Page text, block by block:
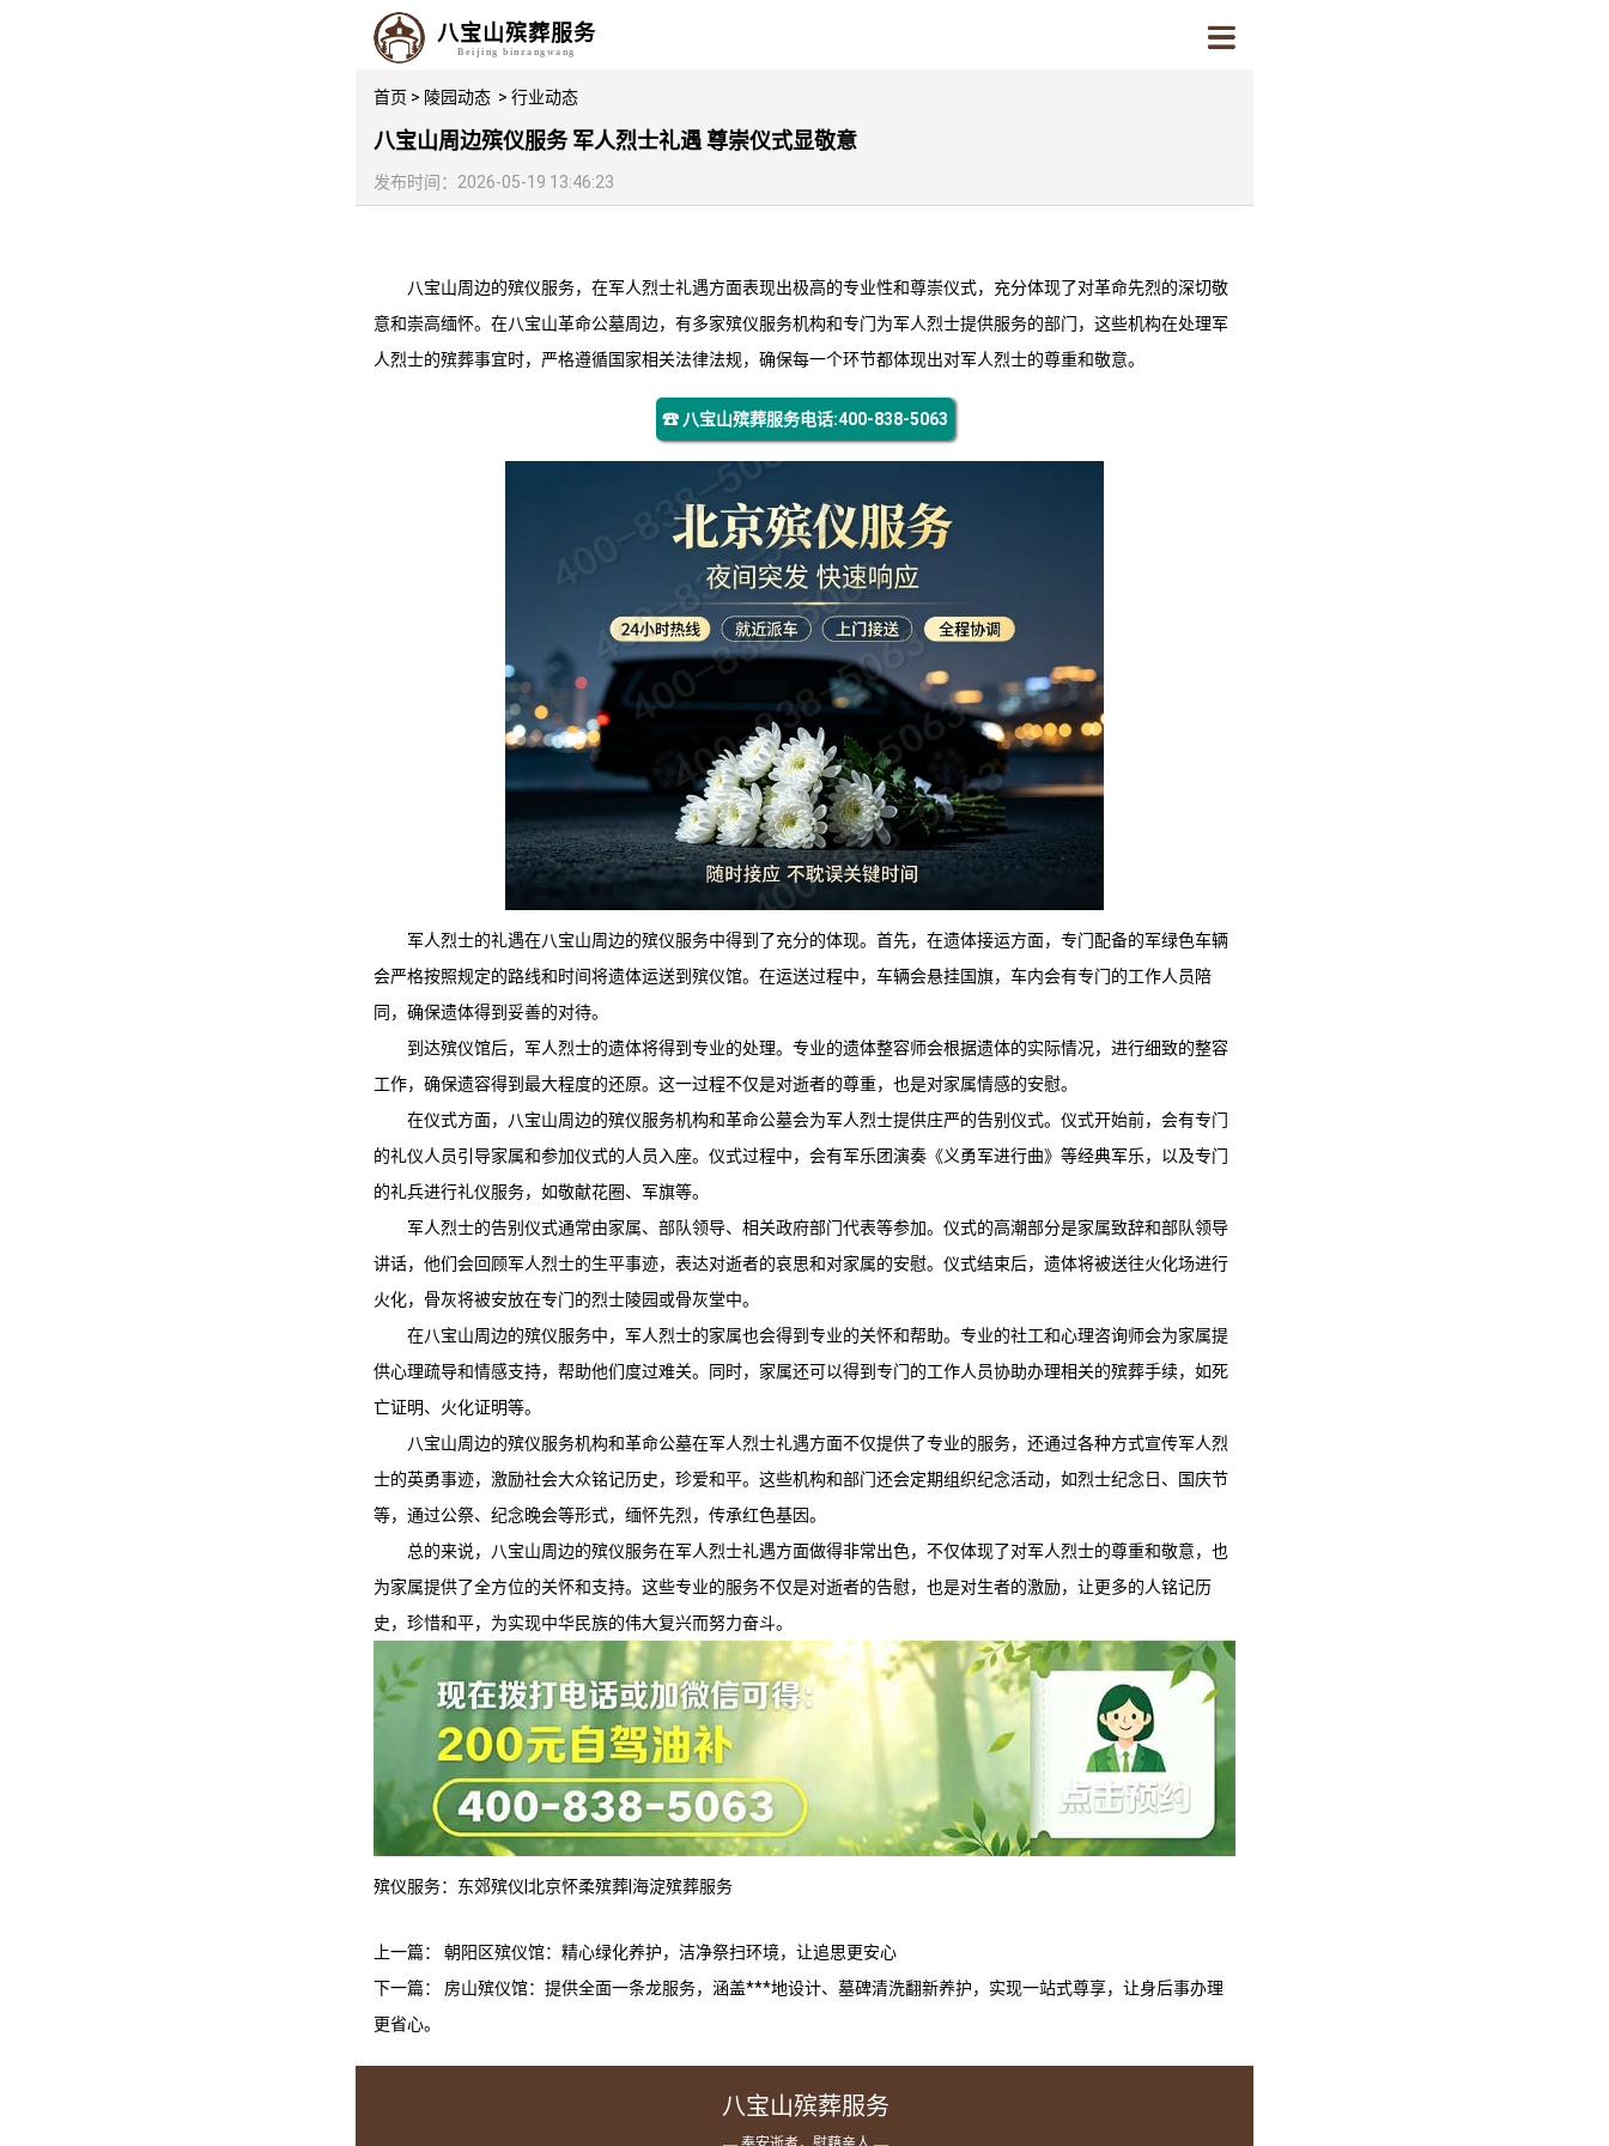
八宝山殡葬服务
Beijing binzangwang
首页 > 陵园动态 > 行业动态
八宝山周边殡仪服务 军人烈士礼遇 尊崇仪式显敬意
发布时间：2026-05-19 13:46:23
八宝山周边的殡仪服务，在军人烈士礼遇方面表现出极高的专业性和尊崇仪式，充分体现了对革命先烈的深切敬
意和崇高缅怀。在八宝山革命公墓周边，有多家殡仪服务机构和专门为军人烈士提供服务的部门，这些机构在处理军
人烈士的殡葬事宜时，严格遵循国家相关法律法规，确保每一个环节都体现出对军人烈士的尊重和敬意。
☎ 八宝山殡葬服务电话:400-838-5063
军人烈士的礼遇在八宝山周边的殡仪服务中得到了充分的体现。首先，在遗体接运方面，专门配备的军绿色车辆
会严格按照规定的路线和时间将遗体运送到殡仪馆。在运送过程中，车辆会悬挂国旗，车内会有专门的工作人员陪
同，确保遗体得到妥善的对待。
到达殡仪馆后，军人烈士的遗体将得到专业的处理。专业的遗体整容师会根据遗体的实际情况，进行细致的整容
工作，确保遗容得到最大程度的还原。这一过程不仅是对逝者的尊重，也是对家属情感的安慰。
在仪式方面，八宝山周边的殡仪服务机构和革命公墓会为军人烈士提供庄严的告别仪式。仪式开始前，会有专门
的礼仪人员引导家属和参加仪式的人员入座。仪式过程中，会有军乐团演奏《义勇军进行曲》等经典军乐，以及专门
的礼兵进行礼仪服务，如敬献花圈、军旗等。
军人烈士的告别仪式通常由家属、部队领导、相关政府部门代表等参加。仪式的高潮部分是家属致辞和部队领导
讲话，他们会回顾军人烈士的生平事迹，表达对逝者的哀思和对家属的安慰。仪式结束后，遗体将被送往火化场进行
火化，骨灰将被安放在专门的烈士陵园或骨灰堂中。
在八宝山周边的殡仪服务中，军人烈士的家属也会得到专业的关怀和帮助。专业的社工和心理咨询师会为家属提
供心理疏导和情感支持，帮助他们度过难关。同时，家属还可以得到专门的工作人员协助办理相关的殡葬手续，如死
亡证明、火化证明等。
八宝山周边的殡仪服务机构和革命公墓在军人烈士礼遇方面不仅提供了专业的服务，还通过各种方式宣传军人烈
士的英勇事迹，激励社会大众铭记历史，珍爱和平。这些机构和部门还会定期组织纪念活动，如烈士纪念日、国庆节
等，通过公祭、纪念晚会等形式，缅怀先烈，传承红色基因。
总的来说，八宝山周边的殡仪服务在军人烈士礼遇方面做得非常出色，不仅体现了对军人烈士的尊重和敬意，也
为家属提供了全方位的关怀和支持。这些专业的服务不仅是对逝者的告慰，也是对生者的激励，让更多的人铭记历
史，珍惜和平，为实现中华民族的伟大复兴而努力奋斗。
殡仪服务： 东郊殡仪 北京怀柔殡葬海淀殡葬服务
上一篇： 朝阳区殡仪馆：精心绿化养护，洁净祭扫环境，让追思更安心
下一篇： 房山殡仪馆：提供全面一条龙服务，涵盖***地设计、墓碑清洗翻新养护，实现一站式尊享，让身后事办理
更省心。
八宝山殡葬服务